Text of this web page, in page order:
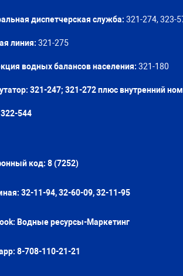
диспетчерская служба: 321-274, 323-
линия: 321-275
водных балансов населения: 321-180
321-247; 321-272 плюс внутренний
322-544
код: 8 (7252)
32-11-94, 32-60-09, 32-11-95
Водные ресурсы-Маркетинг
8-708-110-21-21